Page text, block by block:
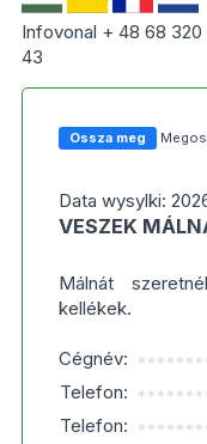
Infovonal + 48 68 320
43
Ossza meg
Data wysylki:
VESZEK
Málnát
kellékek.
Cégnév:
Telefon:
Telefon: